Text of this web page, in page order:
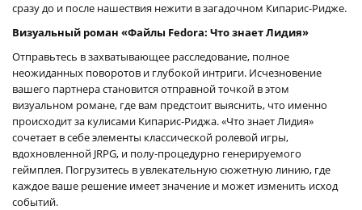
сразу до и после нашествия нежити в загадочном Кипарис-Ридже.
Визуальный роман «Файлы Fedora: Что знает Лидия»
Отправьтесь в захватывающее расследование, полное
неожиданных поворотов и глубокой интриги. Исчезновение
вашего партнера становится отправной точкой в этом
визуальном романе, где вам предстоит выяснить, что именно
происходит за кулисами Кипарис-Риджа. «Что знает Лидия»
сочетает в себе элементы классической ролевой игры,
вдохновленной JRPG, и полу-процедурно генерируемого
геймплея. Погрузитесь в увлекательную сюжетную линию, где
каждое ваше решение имеет значение и может изменить исход
событий.